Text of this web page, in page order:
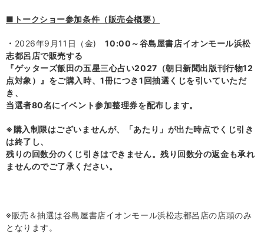
■トークショー参加条件（販売会概要）
・ 2026年9月11日（金)10:00 ～谷島屋書店イオンモール浜松
志都呂店で販売する
『ゲッターズ飯田の五星三心占い2027 （朝日新聞出版刊行物12
点対象）』をご購入時、1冊につき1回抽選くじを引いていただ
き、
当選者80名にイベント参加整理券を配布します。
※購入制限はございませんが、「あたり」が出た時点でくじ引き
は終了し、
残りの回数分のくじ引きはできません。残り回数分の返金も承れ
ませんのでご了承ください。
※販売＆抽選は谷島屋書店イオンモール浜松志都呂店の店頭のみ
となります。